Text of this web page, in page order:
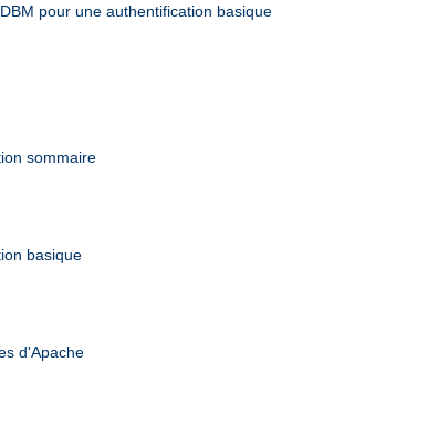
pour une authentification basique
sommaire
basique
d'Apache